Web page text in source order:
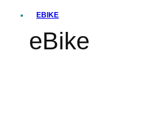
EBIKE
eBike